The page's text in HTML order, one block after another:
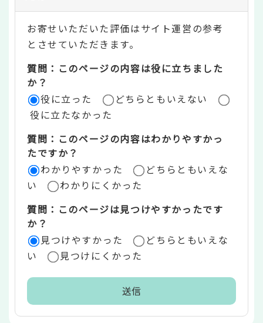
テ
ン
ツ
評
価
リ
ア
お寄せいただいた評価はサイト運営の参考
とさせていただきます。
質問：このページの内容は役に立ちました
か？
役に立った
どちらともいえない
役に立たなかった
質問：このページの内容はわかりやすかっ
たですか？
わかりやすかった
どちらともいえな
い
わかりにくかった
質問：このページは見つけやすかったです
か？
見つけやすかった
どちらともいえな
い
見つけにくかった